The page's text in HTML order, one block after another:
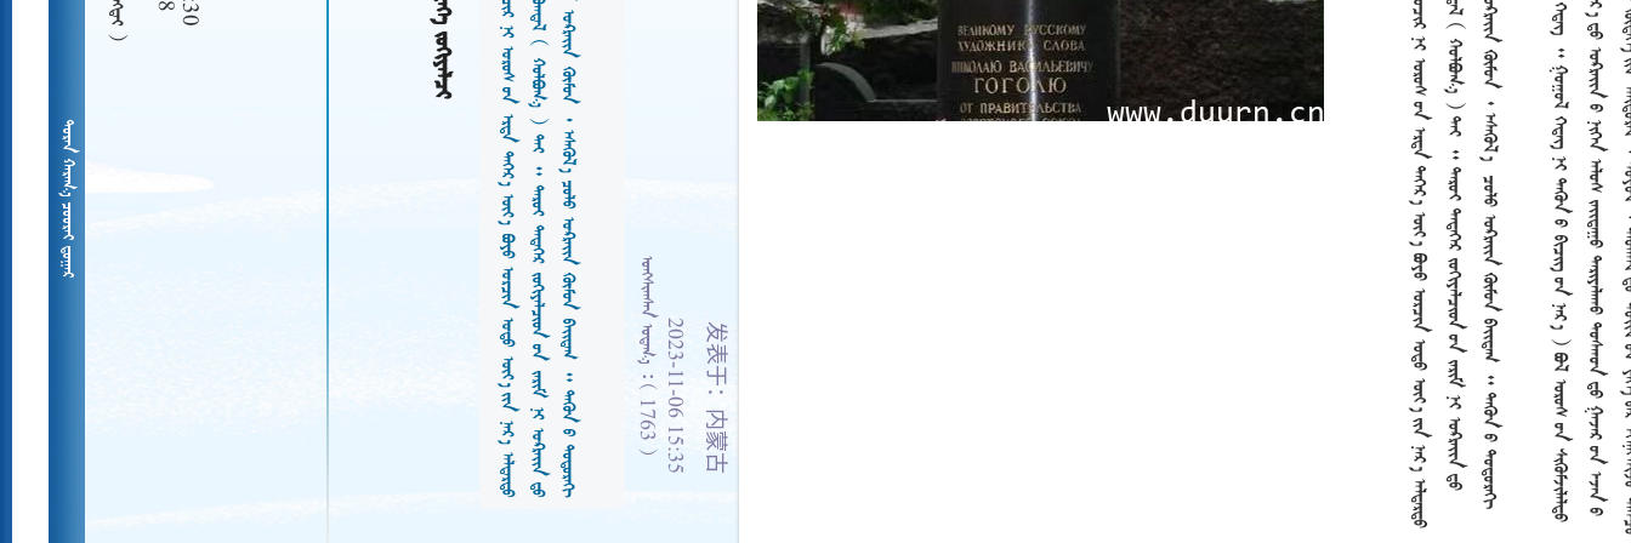
   
    1763 2023-11-06 15:35发表于：内蒙古